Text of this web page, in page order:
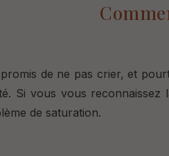
de ne pas crier, et
Si vous vous reconnaissez
de saturation.